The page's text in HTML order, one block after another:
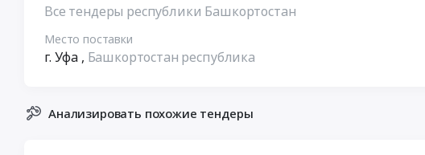
Все тендеры республики Башкортостан
Место поставки
г. Уфа , Башкортостан республика
Анализировать похожие тендеры